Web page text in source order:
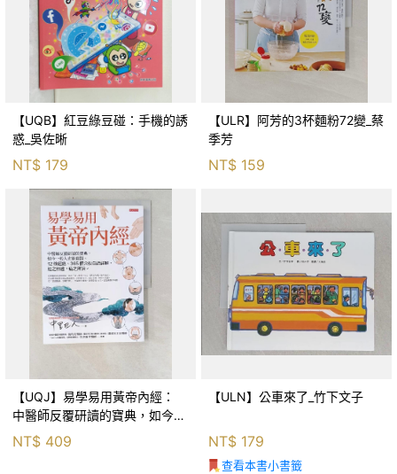
【UQB】紅豆綠豆碰：手機的誘
惑_吳佐晰
NT$ 179
【ULR】阿芳的3杯麵粉72變_蔡
季芳
NT$ 159
【UQJ】易學易用黃帝內經：
中醫師反覆研讀的寶典，如今一
般人也能實踐。12條經絡、365
個穴位白話詳解，經之所過，病
NT$ 409
【ULN】公車來了_竹下文子
NT$ 179
查看本書小書籤